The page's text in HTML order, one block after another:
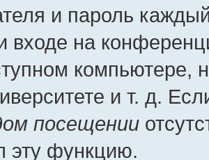
и пароль
входе на
компьютере,
и т. д.
посещении
эту функцию.